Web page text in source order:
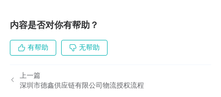
内容是否对你有帮助？
有帮助 无帮助
上一篇
深圳市德鑫供应链有限公司物流授权流程